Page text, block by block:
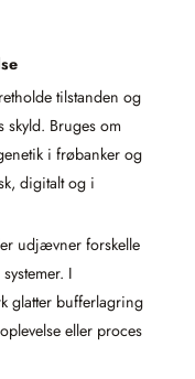
tilstanden og
skyld. Bruges om
i frøbanker og
digitalt og i
udjævner forskelle
I
glatter bufferlagring
eller proces